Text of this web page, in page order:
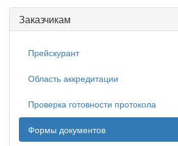
Заказчикам
Прейскурант
Область аккредитации
Проверка готовности протокола
Формы документов